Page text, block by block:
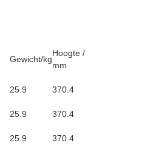
Gewicht/kg
Hoogte /
mm
25.9
370.4
25.9
370.4
25.9
370.4